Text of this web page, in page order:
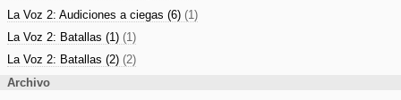
La Voz 2: Audiciones a ciegas (6) (1)
La Voz 2: Batallas (1) (1)
La Voz 2: Batallas (2) (2)
Archivo